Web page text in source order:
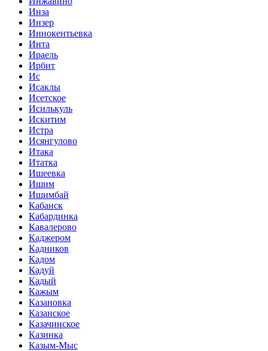
Инза
Инзер
Иннокентьевка
Инта
Ираель
Ирбит
Ис
Исаклы
Исетское
Исилькуль
Искитим
Истра
Исянгулово
Итака
Итатка
Ишеевка
Ишим
Ишимбай
Кабанск
Кабардинка
Кавалерово
Каджером
Кадников
Кадом
Кадуй
Кадый
Кажым
Казановка
Казанское
Казачинское
Казинка
Казым-Мыс